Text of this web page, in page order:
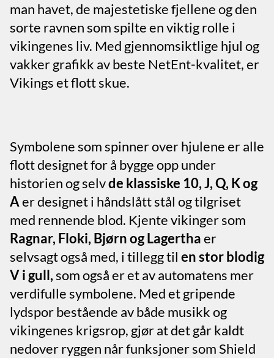
man havet, de majestetiske fjellene og den
sorte ravnen som spilte en viktig rolle i
vikingenes liv. Med gjennomsiktlige hjul og
vakker grafikk av beste NetEnt-kvalitet, er
Vikings et flott skue.
Symbolene som spinner over hjulene er alle
flott designet for å bygge opp under
historien og selvde klassiske 10, J, Q, K og
Aer designet i håndslått stål og tilgriset
med rennende blod. Kjente vikinger som
Ragnar, Floki, Bjørn og Lagerthaer
selvsagt også med, i tillegg til en stor blodig
V i gull,som også er et av automatens mer
verdifulle symbolene. Med et gripende
lydspor bestående av både musikk og
vikingenes krigsrop, gjør at det går kaldt
nedover ryggen når funksjoner som Shield